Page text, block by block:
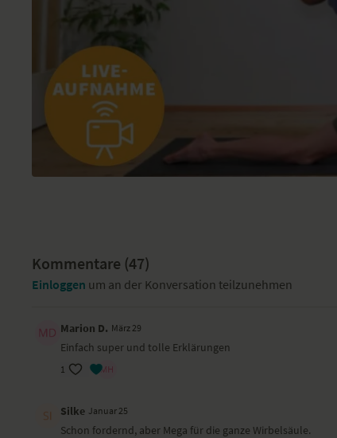
Kommentare (47)
Einloggen um an der Konversation teilzunehmen
Marion D. März 29
Einfach super und tolle Erklärungen
1
Silke Januar 25
Schon fordernd, aber Mega für die ganze Wirbelsäule.